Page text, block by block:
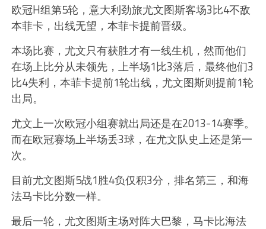
欧冠H组第5轮，意大利劲旅尤文图斯客场3比4不敌
本菲卡，出线无望，本菲卡提前晋级。
本场比赛，尤文只有获胜才有一线生机，然而他们
在场上比分从未领先，上半场1比3落后，最终他们3
比4失利，本菲卡提前1轮出线，尤文图斯则提前1轮
出局。
尤文上一次欧冠小组赛就出局还是在2013-14赛季。
而在欧冠赛场上半场丢3球，在尤文队史上还是第一
次。
目前尤文图斯5战1胜4负仅积3分，排名第三，和海
法马卡比分数一样。
最后一轮，尤文图斯主场对阵大巴黎，马卡比海法